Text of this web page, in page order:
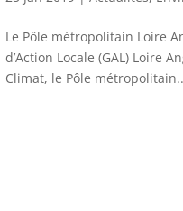
Le Pôle métropolitain Loire
d’Action Locale (GAL) Loire
Climat, le Pôle